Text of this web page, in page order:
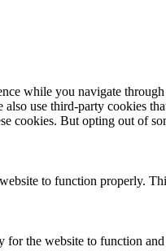
while you navigate
use third-party cookies
cookies. But opting out of
to function properly.
the website to function